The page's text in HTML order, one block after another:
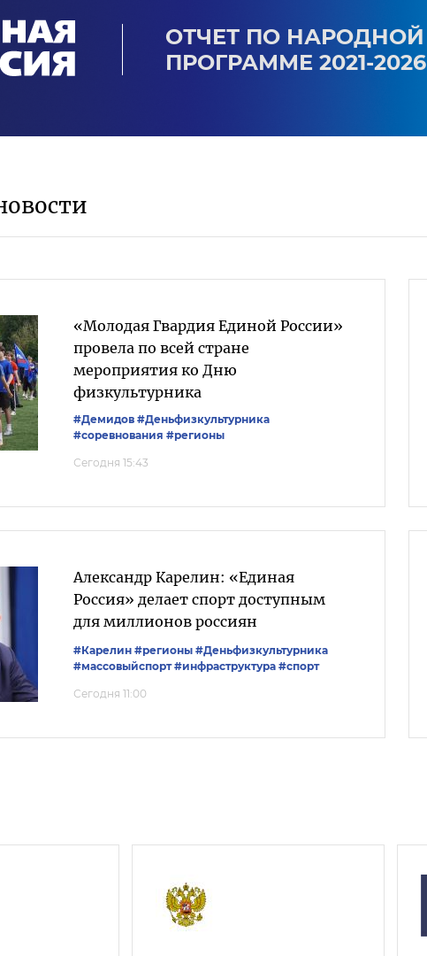
ОТЧЕТ ПО НАРОДНОЙ
ПРОГРАММЕ 2021-2026
«Молодая Гвардия Единой России»
провела по всей стране
мероприятия ко Дню
физкультурника
#Демидов #Деньфизкультурника
#соревнования #регионы
Сегодня 15:43
Александр Карелин: «Единая
Россия» делает спорт доступным
для миллионов россиян
#Карелин #регионы #Деньфизкультурника
#массовыйспорт #инфраструктура #спорт
Сегодня 11:00